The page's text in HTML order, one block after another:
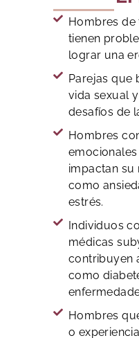
Hombres
tienen
lograr una
Parejas que
vida sexual
desafíos de
Hombres
impactan su
como
estrés.
Individuos
médicas
contribuyen
como
Hombres
o